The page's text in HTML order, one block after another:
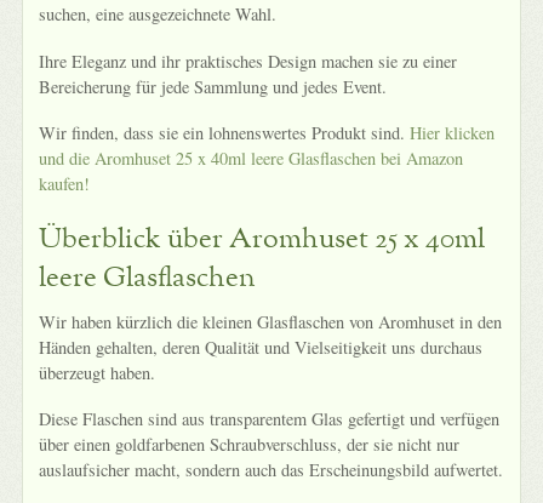
suchen, eine ausgezeichnete Wahl.
Ihre Eleganz und ihr praktisches Design machen sie zu einer
Bereicherung für jede Sammlung und jedes Event.
Wir finden, dass sie ein lohnenswertes Produkt sind.Hier klicken
und die Aromhuset 25 x 40ml leere Glasflaschen bei Amazon
kaufen!
Überblick über Aromhuset 25 x 40ml
leere Glasflaschen
Wir haben kürzlich die kleinen Glasflaschen von Aromhuset in den
Händen gehalten, deren Qualität und Vielseitigkeit uns durchaus
überzeugt haben.
Diese Flaschen sind aus transparentem Glas gefertigt und verfügen
über einen goldfarbenen Schraubverschluss, der sie nicht nur
auslaufsicher macht, sondern auch das Erscheinungsbild aufwertet.